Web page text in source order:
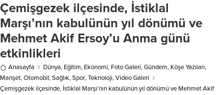
Çemişgezek ilçesinde, İstiklal
Marşı’nın kabulünün yıl dönümü ve
Mehmet Akif Ersoy’u Anma günü
etkinlikleri
Anasayfa Dünya, Eğitim, Ekonomi, Foto Galeri,Gündem, Köşe Yazıları,
Manşet,Otomobil,Sağlık,Spor,Teknoloji,Video Galeri
Çemişgezek ilçesinde, İstiklal Marşı’nın kabulünün yıl dönümü ve Mehmet Akif